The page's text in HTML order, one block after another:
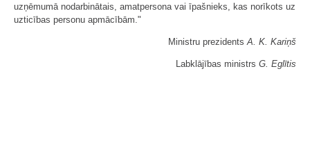
uzņēmumā nodarbinātais, amatpersona vai īpašnieks, kas norīkots uz
uzticības personu apmācībām."
Ministru prezidentsA. K. Kariņš
Labklājības ministrs G. Eglītis